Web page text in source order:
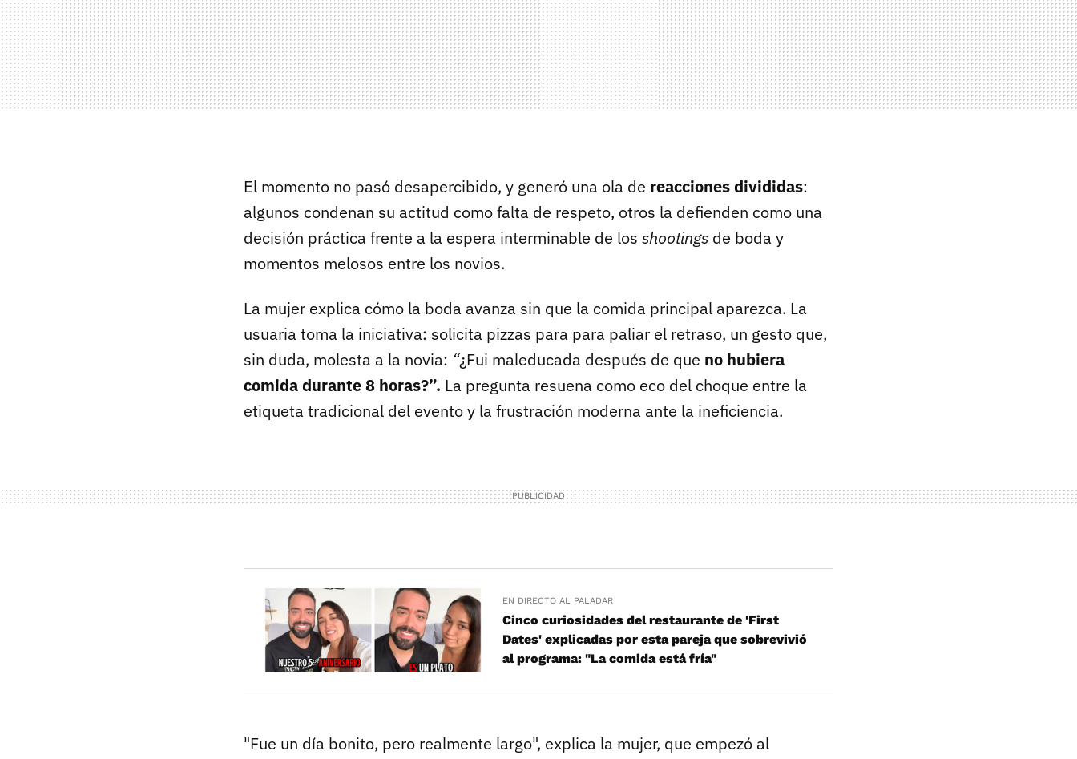
El momento no pasó desapercibido, y generó una ola de reacciones divididas:
algunos condenan su actitud como falta de respeto, otros la defienden como una
decisión práctica frente a la espera interminable de los shootings de boda y
momentos melosos entre los novios.
La mujer explica cómo la boda avanza sin que la comida principal aparezca. La
usuaria toma la iniciativa: solicita pizzas para para paliar el retraso, un gesto que,
sin duda, molesta a la novia: “¿Fui maleducada después de que no hubiera
comida durante 8 horas?”. La pregunta resuena como eco del choque entre la
etiqueta tradicional del evento y la frustración moderna ante la ineficiencia.
EN DIRECTO AL PALADAR
Cinco curiosidades del restaurante de 'First
Dates' explicadas por esta pareja que sobrevivió
al programa: "La comida está fría"
"Fue un día bonito, pero realmente largo", explica la mujer, que empezó al